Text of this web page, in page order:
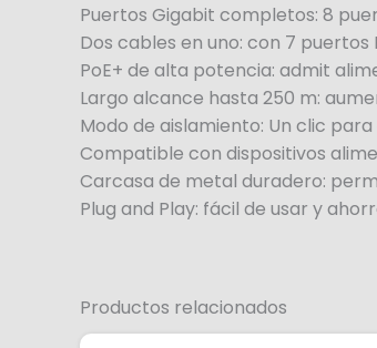
Puertos Gigabit completos: 8
Dos cables en uno: con 7
PoE+ de alta potencia: admit
Largo alcance hasta 250 m:
Modo de aislamiento: Un clic
Compatible con dispositivos
Carcasa de metal duradero:
Plug and Play: fácil de usar y
Productos relacionados